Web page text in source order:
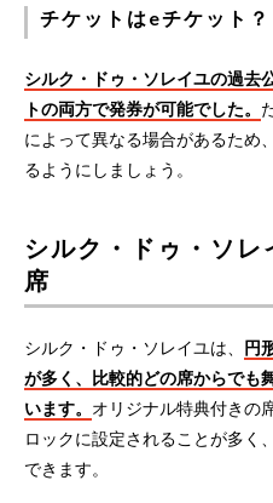
チケットはeチケット？
シルク・ドゥ・ソレイユの過去
トの両方で発券が可能でした。
によって異なる場合があるため
るようにしましょう。
シルク・ドゥ・ソ
席
シルク・ドゥ・ソレイユは、 円
が多く、比較的どの席からでも
います。 オリジナル特典付きの
ロックに設定されることが多く
できます。